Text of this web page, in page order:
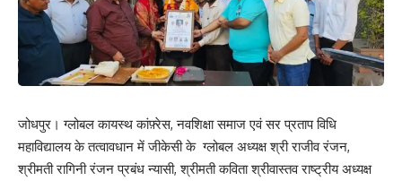
जोधपुर। ग्लोबल कायस्थ कांफ़्रेस, नवशिक्षा समाज एवं सर प्रताप विधि
महाविद्यालय के तत्वावधान में जीकेसी के ग्लोबल अध्यक्ष श्री राजीव रंजन,
श्रीमती रागिनी रंजन प्रबंध न्यासी, श्रीमती कविता श्रीवास्तव राष्ट्रीय अध्यक्ष